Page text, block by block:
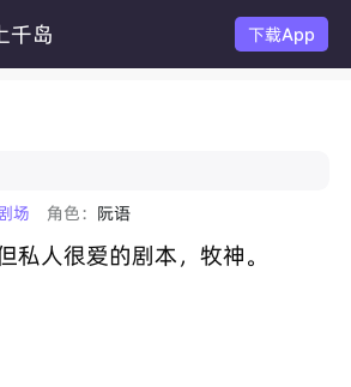
千岛 下载App
场 角色： 阮语
私人很爱的剧本，牧神。